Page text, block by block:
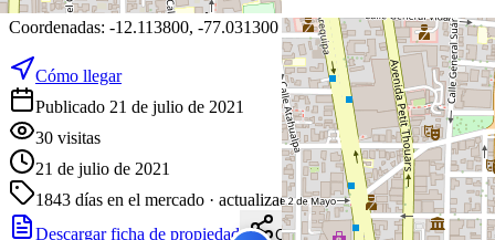
Coordenadas: -12.113800, -77.031300
Cómo llegar
Publicado 21 de julio de 2021
30 visitas
21 de julio de 2021
1843 días en el mercado · actualizado hace 9 días
Descargar ficha de propiedad
Compartir